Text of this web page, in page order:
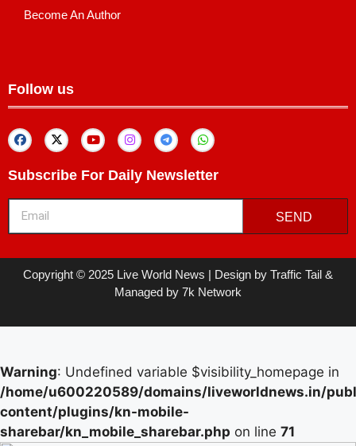
Become An Author
Follow us
Subscribe For Daily Newsletter
SEND
Copyright © 2025 Live World News | Design by Traffic Tail &
Managed by 7k Network
Warning: Undefined variable $visibility_homepage in
/home/u600220589/domains/liveworldnews.in/
content/plugins/kn-mobile-
sharebar/kn_mobile_sharebar.php on line 71